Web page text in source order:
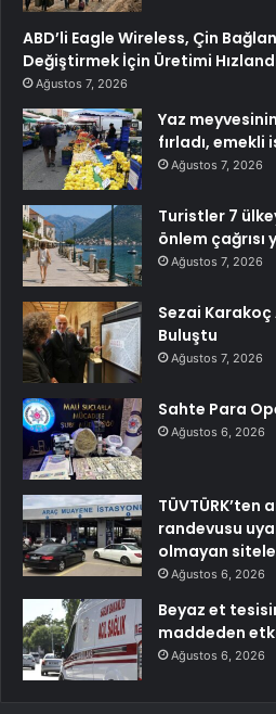
ABD’li Eagle Wireless, Çin
Değiştirmek İçin Üretimi
Ağustos 7, 2026
Yaz
fırladı, emekli
Ağustos 7, 2026
Turistler 7
önlem çağrısı
Ağustos 7, 2026
Sezai
Buluştu
Ağustos 7, 2026
Sahte Para
Ağustos 6, 2026
TÜVTÜRK’ten
randevusu
olmayan
Ağustos 6, 2026
Beyaz et
maddeden
Ağustos 6, 2026